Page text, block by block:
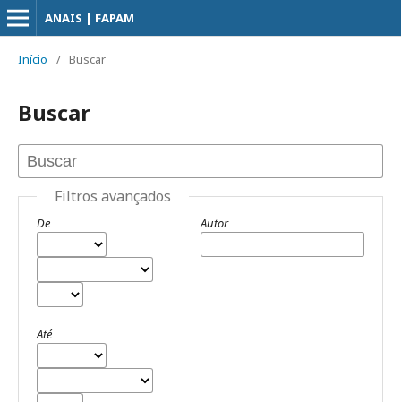
ANAIS | FAPAM
Início / Buscar
Buscar
Filtros avançados
De
Até
Autor